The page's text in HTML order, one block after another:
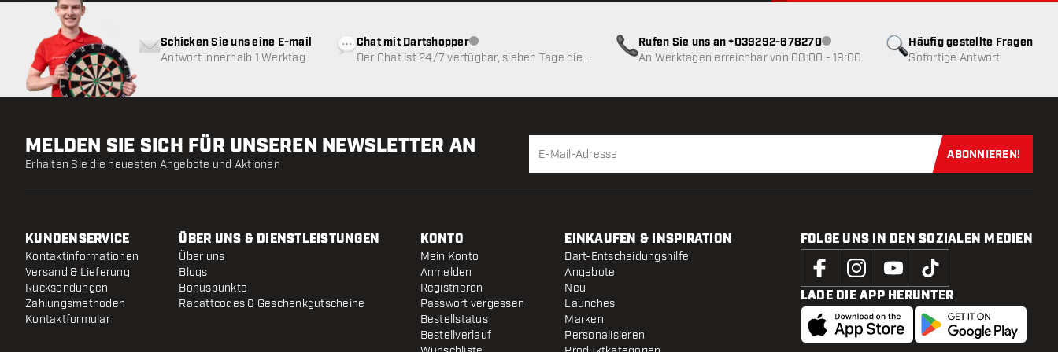
Häufig gestellte Fragen
Sofortige Antwort
Schicken Sie uns eine E-mail
Antwort innerhalb 1 Werktag
Chat mit DartshopperKundenservice nicht verfügbar
Der Chat ist 24/7 verfügbar, sieben Tage die
Rufen Sie uns an +039292-678270Kundenservice nicht verfügbar
An Werktagen erreichbar von 08:00 - 19:00
MELDEN SIE SICH FÜR UNSEREN NEWSLETTER AN
Erhalten Sie die neuesten Angebote und Aktionen
Jetzt für
ABONNIEREN!
KUNDENSERVICE
Kontaktinformationen
Versand & Lieferung
Rücksendungen
Zahlungsmethoden
Kontaktformular
ÜBER UNS & DIENSTLEISTUNGEN
Über uns
Blogs
Bonuspunkte
Rabattcodes & Geschenkgutscheine
KONTO
Mein Konto
Anmelden
Registrieren
Passwort vergessen
Bestellstatus
Bestellverlauf
EINKAUFEN & INSPIRATION
Dart-Entscheidungshilfe
Angebote
Neu
Launches
Marken
Personalisieren
FOLGE UNS IN DEN SOZIALEN MEDIEN
LADE DIE APP HERUNTER